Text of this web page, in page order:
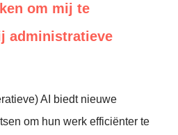
om mij te
administratieve
AI biedt nieuwe
om hun werk efficiënter te